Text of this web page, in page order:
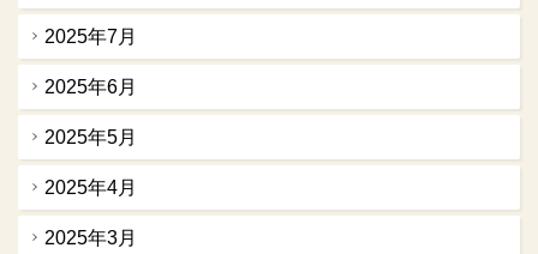
2025年7月
2025年6月
2025年5月
2025年4月
2025年3月